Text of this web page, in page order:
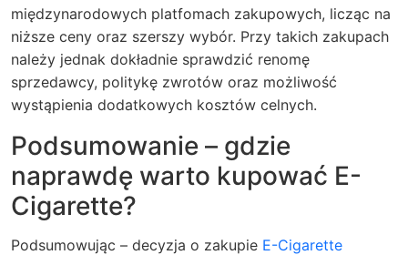
międzynarodowych platfomach zakupowych, licząc na
niższe ceny oraz szerszy wybór. Przy takich zakupach
należy jednak dokładnie sprawdzić renomę
sprzedawcy, politykę zwrotów oraz możliwość
wystąpienia dodatkowych kosztów celnych.
Podsumowanie – gdzie
naprawdę warto kupować E-
Cigarette?
Podsumowując – decyzja o zakupie E-Cigarette